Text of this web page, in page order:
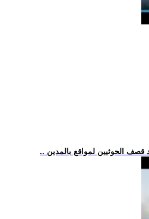
قصف الحوثيين لمواقع بالمدين